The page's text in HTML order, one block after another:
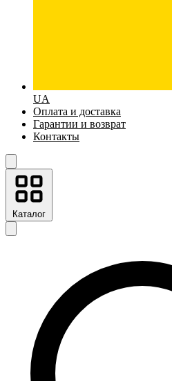
UA
Оплата и доставка
Гарантии и возврат
Контакты
Каталог